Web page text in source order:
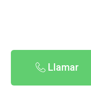
Llamar